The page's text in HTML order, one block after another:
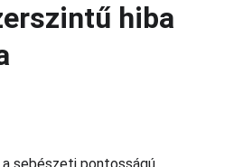
hiba